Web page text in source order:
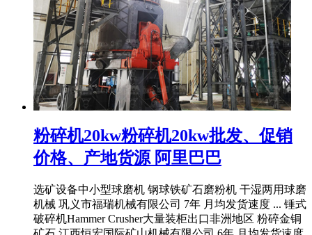
粉碎机20kw粉碎机20kw批发、促销
价格、产地货源 阿里巴巴
选矿设备中小型球磨机 钢球铁矿石磨粉机 干湿两用球磨
机械 巩义市福瑞机械有限公司 7年 月均发货速度 ... 锤式
破碎机Hammer Crusher大量装柜出口非洲地区 粉碎金铜